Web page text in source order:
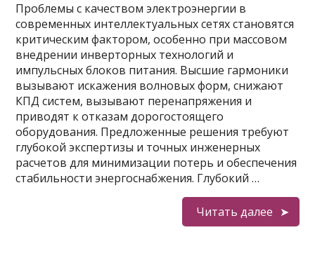
Проблемы с качеством электроэнергии в
современных интеллектуальных сетях становятся
критическим фактором, особенно при массовом
внедрении инверторных технологий и
импульсных блоков питания. Высшие гармоники
вызывают искажения волновых форм, снижают
КПД систем, вызывают перенапряжения и
приводят к отказам дорогостоящего
оборудования. Предложенные решения требуют
глубокой экспертизы и точных инженерных
расчетов для минимизации потерь и обеспечения
стабильности энергоснабжения. Глубокий …
Читать далее